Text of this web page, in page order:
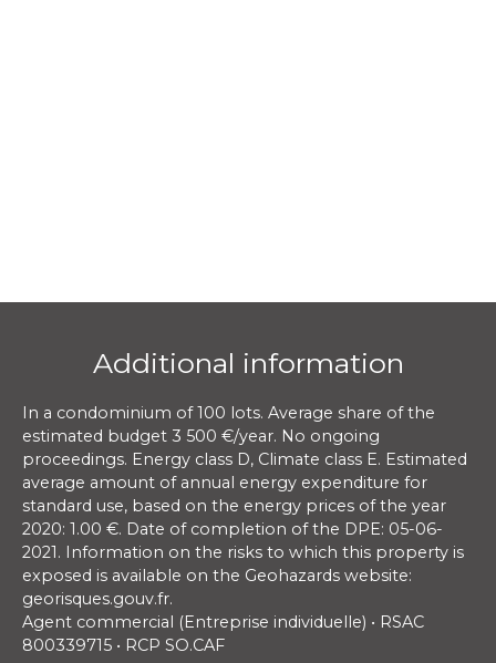
Additional information
In a condominium of 100 lots. Average share of the
estimated budget 3 500 €/year. No ongoing
proceedings. Energy class D, Climate class E. Estimated
average amount of annual energy expenditure for
standard use, based on the energy prices of the year
2020: 1.00 €. Date of completion of the DPE: 05-06-
2021. Information on the risks to which this property is
exposed is available on the Geohazards website:
georisques.gouv.fr.
Agent commercial (Entreprise individuelle) • RSAC
800339715 • RCP SO.CAF